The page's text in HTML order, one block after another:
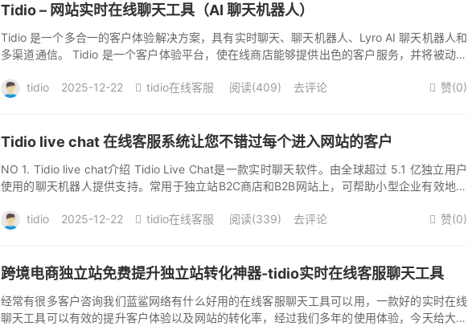
Tidio – 网站实时在线聊天工具（AI 聊天机器人）
Tidio 是一个多合一的客户体验解决方案，具有实时聊天、聊天机器人、Lyro AI 聊天机器人和
多渠道通信。 Tidio 是一个客户体验平台，使在线商店能够提供出色的客户服务，并将被动访
 赞(0)
tidio 2025-12-22  tidio在线客服 阅读(409) 去评论
Tidio live chat 在线客服系统让您不错过每个进入网站的客户
NO 1. Tidio live chat介绍 Tidio Live Chat是一款实时聊天软件。由全球超过 5.1 亿独立用户
使用的聊天机器人提供支持。常用于独立站B2C商店和B2B网站上，可帮助小型企业有效地为
 赞(0)
tidio 2025-12-22  tidio在线客服 阅读(339) 去评论
跨境电商独立站免费提升独立站转化神器-tidio实时在线客服聊天工具
经常有很多客户咨询我们蓝鲨网络有什么好用的在线客服聊天工具可以用，一款好的实时在线
聊天工具可以有效的提升客户体验以及网站的转化率，经过我们多年的使用体验，今天给大家